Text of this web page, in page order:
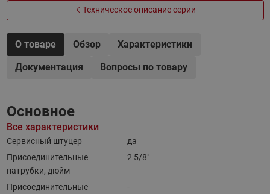
Техническое описание серии
О товаре Обзор
Характеристики
Документация
Вопросы по товару
Основное
Все характеристики
Сервисный штуцер
да
Присоединительные
патрубки, дюйм
2 5/8"
Присоединительные
-